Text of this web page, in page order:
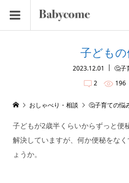
子ども
2023.12.01
🤔子
2
196
おしゃべり・相談 🤔子育ての悩
子どもが2歳半くらいからずっと便
解決していますが、何か便秘をな
ょうか。